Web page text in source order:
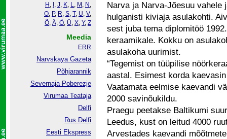
Narva ja Narva-Jõesuu vahele
hulganisti kiviaja asulakohti.
sest juba tema diplomitöö
keraamikale. Kokku on
asulakoha uurimist.
“Tegemist on tüüpilise
aastal. Esimest korda
Vaatamata eelmise kaevandi
2000 savinõukildu.
Praegu peetakse Baltikumi
Leedus, kust on leitud 4000
Arvestades kaevandi
H , , J, K, L, M , N ,
O, P, R, S, T, U, V,
Õ, Ä, Ö, Ü, X, Y, Z
Meedia
ERR
Narvskaya Gazeta
Põhjarannik
Severnaja Poberezje
Virumaa Teataja
Delfi
Rus.Delfi
Eesti Ekspress